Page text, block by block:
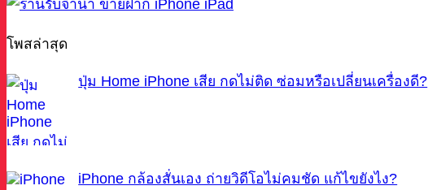
โพสล่าสุด
ปุ่ม Home iPhone เสีย กดไม่ติด ซ่อมหรือเปลี่ยนเครื่องดี?
iPhone กล้องสั่นเอง ถ่ายวิดีโอไม่คมชัด แก้ไขยังไง?